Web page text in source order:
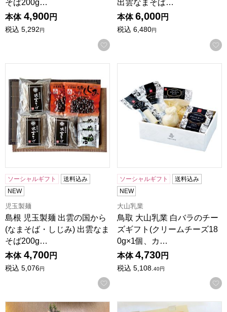
そば200g…
本体 4,900円
税込 5,292円
お気に入りに登録する
出雲なまそば…
本体 6,000円
税込 6,480円
ソーシャルギフト
送料込み
NEW
児玉製麺
島根 児玉製麺 出雲の国から
(なまそば・しじみ) 出雲なま
そば200g…
本体 4,700円
税込 5,076円
お気に入りに登録する
ソーシャルギフト
送料込み
NEW
大山乳業
鳥取 大山乳業 白バラのチー
ズギフト(クリームチーズ18
0g×1個、カ…
本体 4,730円
税込 5,108. 40円
島根 岡富商店 「一日漁」吉兆之舞(甘鯛2枚・のどぐろ4〜
島根 けんちゃん漬 おいしい